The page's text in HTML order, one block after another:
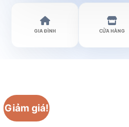
GIA ĐÌNH CỬA HÀNG
Giảm giá!